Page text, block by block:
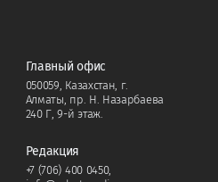
Главный офис
050059, Казахстан, г.
Алматы, пр. Н. Назарбаева
240 Г, 9-й этаж.
Редакция
+7 (706) 400 0450,